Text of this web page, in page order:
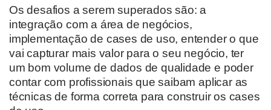
Os desafios a serem superados são: a
integração com a área de negócios,
implementação de cases de uso, entender o que
vai capturar mais valor para o seu negócio, ter
um bom volume de dados de qualidade e poder
contar com profissionais que saibam aplicar as
técnicas de forma correta para construir os cases